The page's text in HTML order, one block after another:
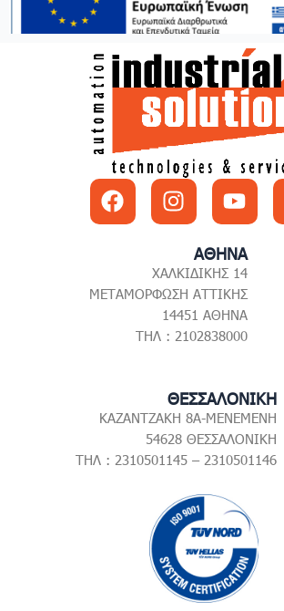
FacebookInstagram
ΑΘΗΝΑ
ΧΑΛΚΙΔΙΚΗΣ 14
ΜΕΤΑΜΟΡΦΩΣΗ ΑΤΤΙΚΗΣ
14451 ΑΘΗΝΑ
ΤΗΛ : 2102838000
ΘΕΣΣΑΛΟΝΙΚΗ
ΚΑΖΑΝΤΖΑΚΗ 8Α-ΜΕΝΕΜΕΝΗ
54628 ΘΕΣΣΑΛΟΝΙΚΗ
ΤΗΛ : 2310501145 – 2310501146